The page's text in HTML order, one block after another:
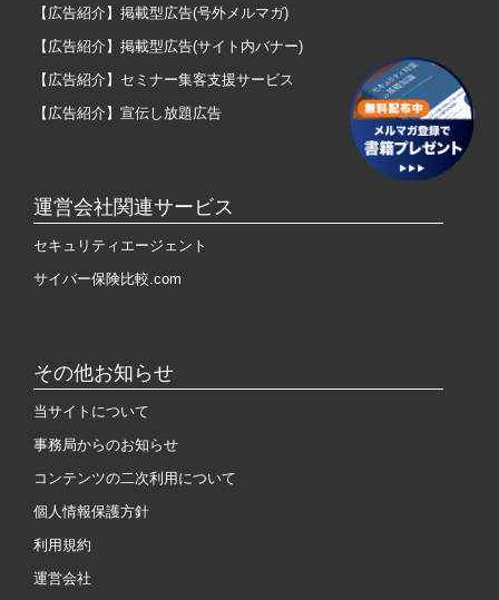
【広告紹介】掲載型広告(号外メルマガ)
【広告紹介】掲載型広告(サイト内バナー)
【広告紹介】セミナー集客支援サービス
【広告紹介】宣伝し放題広告
運営会社関連サービス
セキュリティエージェント
サイバー保険比較.com
その他お知らせ
当サイトについて
事務局からのお知らせ
コンテンツの二次利用について
個人情報保護方針
利用規約
運営会社